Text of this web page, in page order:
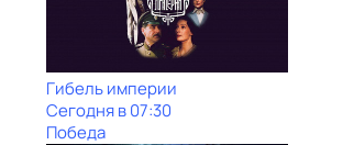
Гибель империи
Сегодня в 07:30
Победа